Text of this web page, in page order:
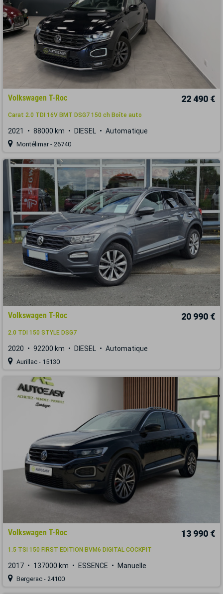
Volkswagen T-Roc 22 490 €
Carat 2.0 TDI 16V BMT DSG7 150 ch Boîte auto
2021 88000 km DIESEL Automatique
Montélimar - 26740
Volkswagen T-Roc 20 990 €
2.0 TDI 150 STYLE DSG7
2020 92200 km DIESEL Automatique
Aurillac - 15130
Volkswagen T-Roc 13 990 €
1.5 TSI 150 FIRST EDITION BVM6 DIGITAL COCKPIT
2017 137000 km ESSENCE Manuelle
Bergerac - 24100